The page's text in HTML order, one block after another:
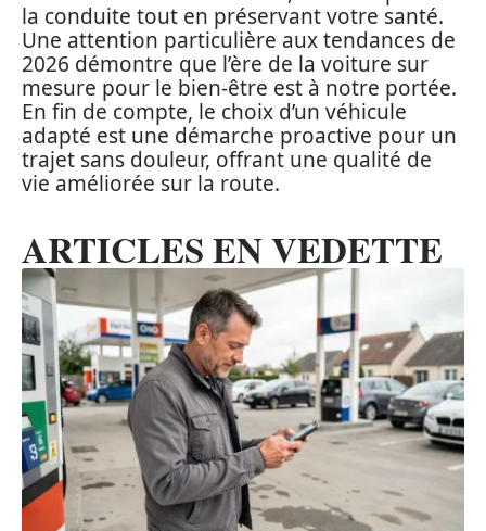
la conduite tout en préservant votre santé.
Une attention particulière aux tendances de
2026 démontre que l’ère de la voiture sur
mesure pour le bien-être est à notre portée.
En fin de compte, le choix d’un véhicule
adapté est une démarche proactive pour un
trajet sans douleur, offrant une qualité de
vie améliorée sur la route.
ARTICLES EN VEDETTE